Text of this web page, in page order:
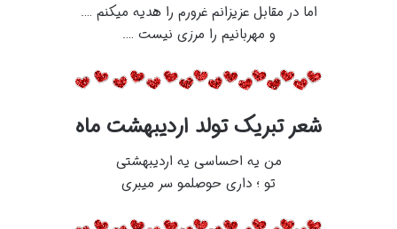
اما در مقابل عزیزانم غرورم را هدیه میکنم ….
و مهربانیم را مرزی نیست ….
شعر تبریک تولد اردیبهشت ماه
من یه احساسی یه اردیبهشتی
تو ؛ داری حوصلمو سر میبری